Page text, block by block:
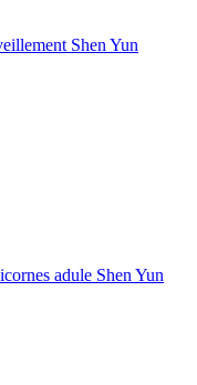
Shen Yun
adule Shen Yun